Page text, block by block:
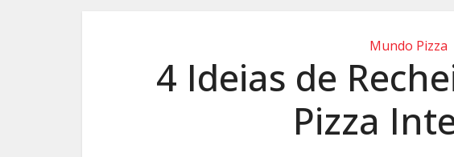
Mundo Pizza
4 Ideias de
Pizza